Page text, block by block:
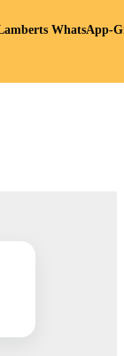
WhatsApp-